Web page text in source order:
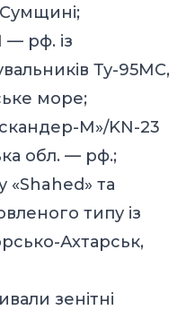
— рф. із
Ту-95МС,
море;
М»/KN-23
обл. — рф.;
та
типу із
Ахтарськ,
зенітні